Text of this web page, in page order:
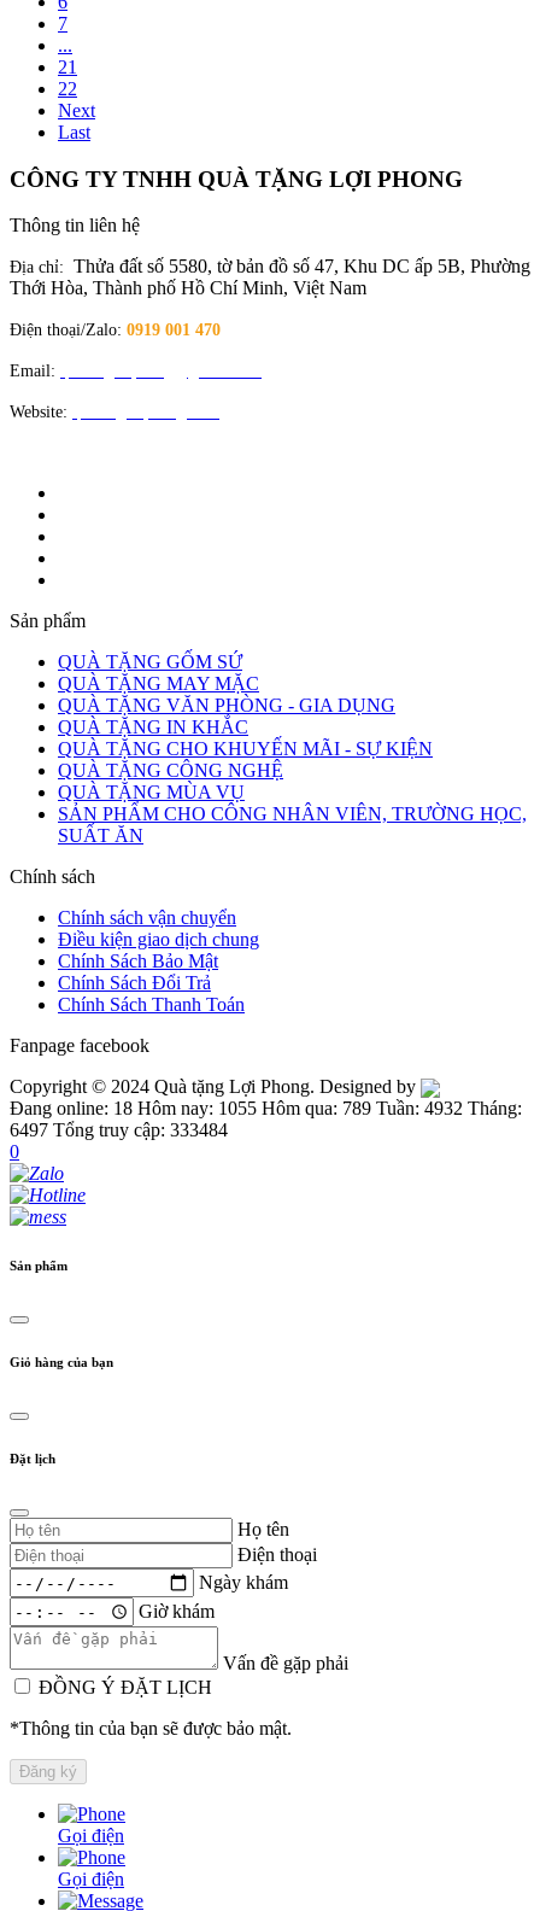
7
...
21
22
Next
Last
CÔNG TY TNHH QUÀ TẶNG LỢI PHONG
Thông tin liên hệ
Địa chỉ: Thửa đất số 5580, tờ bản đồ số 47, Khu DC ấp 5B, Phường
Thới Hòa, Thành phố Hồ Chí Minh, Việt Nam
Điện thoại/Zalo: 0919 001 470
Email:
Website:
Sản phẩm
QUÀ TẶNG GỐM SỨ
QUÀ TẶNG MAY MẶC
QUÀ TẶNG VĂN PHÒNG - GIA DỤNG
QUÀ TẶNG IN KHẮC
QUÀ TẶNG CHO KHUYẾN MÃI - SỰ KIỆN
QUÀ TẶNG CÔNG NGHỆ
QUÀ TẶNG MÙA VỤ
SẢN PHẨM CHO CÔNG NHÂN VIÊN, TRƯỜNG HỌC,
SUẤT ĂN
Chính sách
Chính sách vận chuyển
Điều kiện giao dịch chung
Chính Sách Bảo Mật
Chính Sách Đổi Trả
Chính Sách Thanh Toán
Fanpage facebook
Copyright © 2024 Quà tặng Lợi Phong. Designed by
Đang online: 18 Hôm nay: 1055 Hôm qua: 789 Tuần: 4932 Tháng:
6497 Tổng truy cập: 333484
0
Sản phẩm
Giỏ hàng của bạn
Đặt lịch
Họ tên
Điện thoại
Ngày khám
Giờ khám
Vấn đề gặp phải
ĐỒNG Ý ĐẶT LỊCH
*Thông tin của bạn sẽ được bảo mật.
Gọi điện
Gọi điện